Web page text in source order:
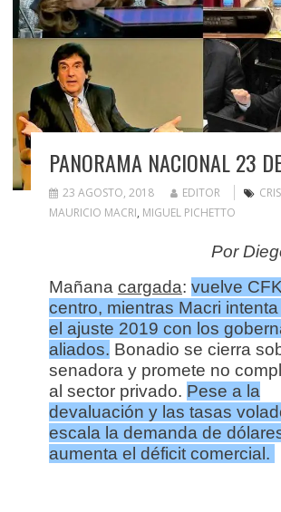
PANORAMA NACIONAL 23
23 AGOSTO, 2018 EDITOR
MAURICIO MACRI, MIGUEL PICHETTO
Por
Mañana cargada: vuelve
centro, mientras Macri
el ajuste 2019 con los
aliados. Bonadio se cierra
senadora y promete no
al sector privado. Pese a la
devaluación y las tasas
escala la demanda de
aumenta el déficit comercial.